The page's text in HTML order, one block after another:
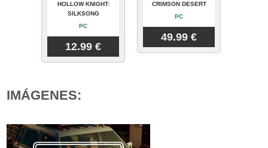
HOLLOW KNIGHT:
SILKSONG
PC
12.99 €
CRIMSON DESERT
PC
49.99 €
IMÁGENES: